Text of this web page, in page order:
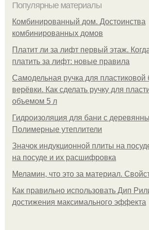
Популярные материалы
Комбинированный дом. Достоинства
комбинированных домов
Платит ли за лифт первый этаж.
платить за лифт: новые правила
Самодельная ручка для пластиковой
верёвки. Как сделать ручку для
объемом 5 л
Гидроизоляция для бани с
Полимерные утеплители
Значок индукционной плиты на
на посуде и их расшифровка
Меламин, что это за материал.
Как правильно использовать Дип
достижения максимального эффекта